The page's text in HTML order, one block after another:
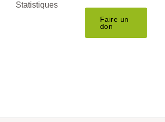
Statistiques
Faire un
don